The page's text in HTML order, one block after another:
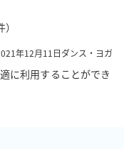
）
年12月11日ダンス・ヨガ
に利用することができ